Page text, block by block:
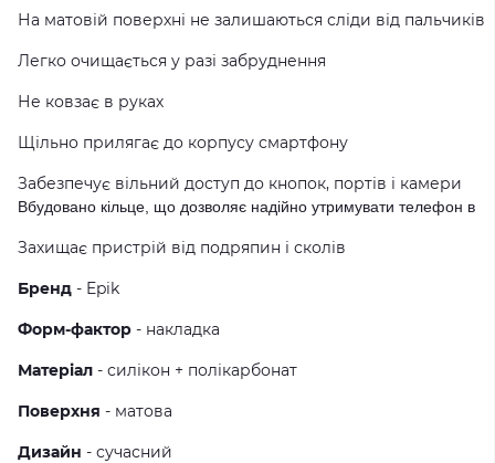
На матовій поверхні не залишаються сліди від пальчиків
Легко очищається у разі забруднення
Не ковзає в руках
Щільно прилягає до корпусу смартфону
Забезпечує вільний доступ до кнопок, портів і камери
Вбудовано кільце, що дозволяє надійно утримувати телефон в
Захищає пристрій від подряпин і сколів
Бренд - Epik
Форм-фактор - накладка
Матеріал - силікон + полікарбонат
Поверхня - матова
Дизайн - сучасний